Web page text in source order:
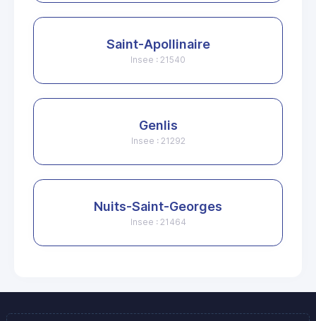
Saint-Apollinaire
Insee : 21540
Genlis
Insee : 21292
Nuits-Saint-Georges
Insee : 21464